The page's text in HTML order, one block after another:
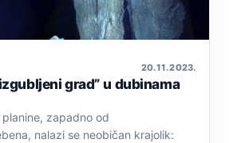
20. 11. 2023.
grad” u dubinama
zapadno od
nalazi se neobičan krajolik: